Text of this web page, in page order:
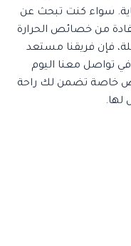
سواء كنت تبحث عن
من خصائص الحرارة
فإن فريقنا مستعد
في تواصل معنا اليوم
خاصة تضمن لك راحة
لها.